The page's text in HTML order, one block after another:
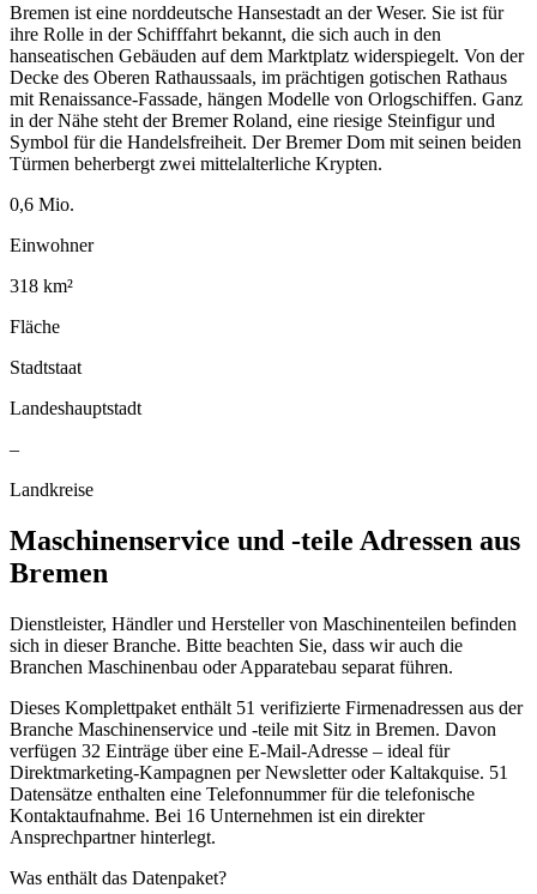
Bremen ist eine norddeutsche Hansestadt an der Weser. Sie ist für
ihre Rolle in der Schifffahrt bekannt, die sich auch in den
hanseatischen Gebäuden auf dem Marktplatz widerspiegelt. Von der
Decke des Oberen Rathaussaals, im prächtigen gotischen Rathaus
mit Renaissance-Fassade, hängen Modelle von Orlogschiffen. Ganz
in der Nähe steht der Bremer Roland, eine riesige Steinfigur und
Symbol für die Handelsfreiheit. Der Bremer Dom mit seinen beiden
Türmen beherbergt zwei mittelalterliche Krypten.
0,6 Mio.
Einwohner
318 km²
Fläche
Stadtstaat
Landeshauptstadt
–
Landkreise
Maschinenservice und -teile Adressen aus
Bremen
Dienstleister, Händler und Hersteller von Maschinenteilen befinden
sich in dieser Branche. Bitte beachten Sie, dass wir auch die
Branchen Maschinenbau oder Apparatebau separat führen.
Dieses Komplettpaket enthält 51 verifizierte Firmenadressen aus der
Branche Maschinenservice und -teile mit Sitz in Bremen. Davon
verfügen 32 Einträge über eine E-Mail-Adresse – ideal für
Direktmarketing-Kampagnen per Newsletter oder Kaltakquise. 51
Datensätze enthalten eine Telefonnummer für die telefonische
Kontaktaufnahme. Bei 16 Unternehmen ist ein direkter
Ansprechpartner hinterlegt.
Was enthält das Datenpaket?